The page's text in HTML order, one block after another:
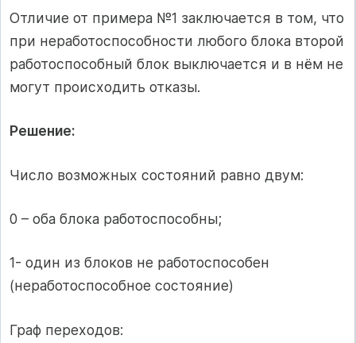
Отличие от примера №1 заключается в том, что
при неработоспособности любого блока второй
работоспособный блок выключается и в нём не
могут происходить отказы.
Решение:
Число возможных состояний равно двум:
0 – оба блока работоспособны;
1- один из блоков не работоспособен
(неработоспособное состояние)
Граф переходов: